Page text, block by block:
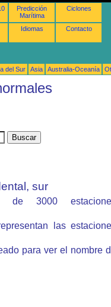
Predicción
Marítima
Ciclones
Idiomas Contacto
del Sur Asia Australia-Oceanía
sur
de 3000
las
para ver el nombre